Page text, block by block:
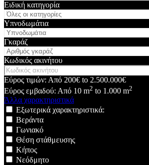
Ειδική κατηγορία
Υπνοδωμάτια
Γκαράζ
Κωδικός ακινήτου
Εύρος τιμών: Από 200€ to 2.500.000€
Εύρος εμβαδού: Από 10 m2 to 1.000 m2
Άλλα χαρακτηριστικά
Εξωτερικά χαρακτηριστικά:
Βεράντα
Γωνιακό
Θέση στάθμευσης
Κήπος
Νεόδμητο